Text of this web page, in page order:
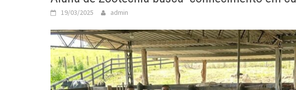
19/03/2025 admin